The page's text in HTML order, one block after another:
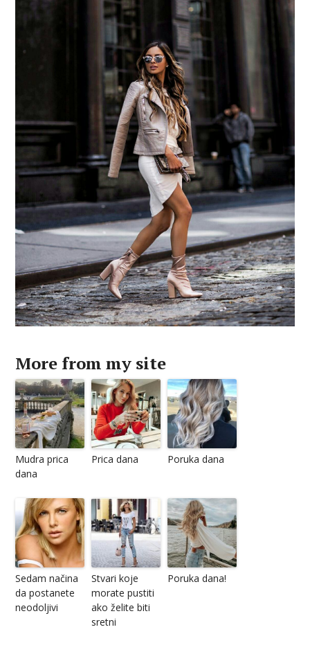
More from my site
Mudra prica
dana
Prica dana Poruka dana
Sedam načina
da postanete
neodoljivi
Stvari koje
morate pustiti
ako želite biti
sretni
Poruka dana!